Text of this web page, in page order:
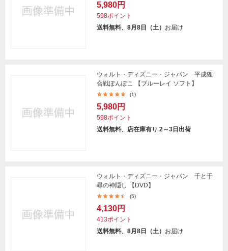
5,980円
598ポイント
送料無料、8月8日（土） お届け
ウォルト・ディズニー・ジャパン 平成狸
合戦ぽんぽこ 【ブルーレイ ソフト】
(1)
5,980円
598ポイント
送料無料、店在庫有り 2～3日出荷
ウォルト・ディズニー・ジャパン 千と千
尋の神隠し 【DVD】
(5)
4,130円
413ポイント
送料無料、8月8日（土） お届け